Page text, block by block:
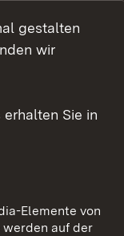
gestalten
wir
Sie in
Elemente von
auf der